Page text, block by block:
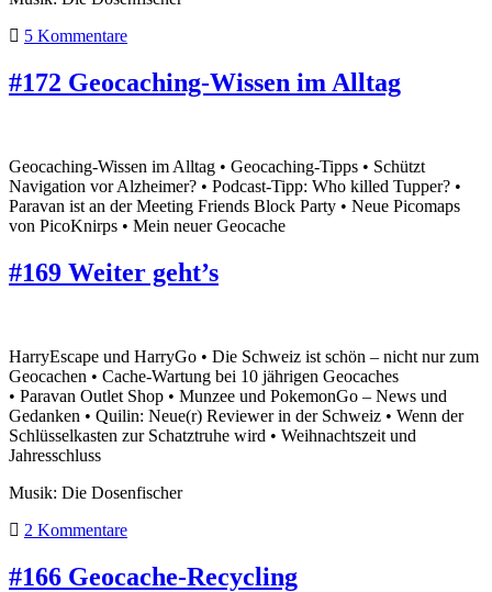
5 Kommentare
#172 Geocaching-Wissen im Alltag
Geocaching-Wissen im Alltag • Geocaching-Tipps • Schützt
Navigation vor Alzheimer? • Podcast-Tipp: Who killed Tupper? •
Paravan ist an der Meeting Friends Block Party • Neue Picomaps
von PicoKnirps • Mein neuer Geocache
#169 Weiter geht’s
HarryEscape und HarryGo • Die Schweiz ist schön – nicht nur zum
Geocachen • Cache-Wartung bei 10 jährigen Geocaches
• Paravan Outlet Shop • Munzee und PokemonGo – News und
Gedanken • Quilin: Neue(r) Reviewer in der Schweiz • Wenn der
Schlüsselkasten zur Schatztruhe wird • Weihnachtszeit und
Jahresschluss
Musik: Die Dosenfischer
2 Kommentare
#166 Geocache-Recycling